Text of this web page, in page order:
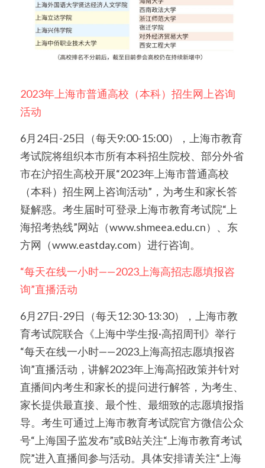
2023年上海市普通高校（本科）招生网上咨询
活动
6月24日-25日（每天9:00-15:00），上海市教育
考试院将组织本市所有本科招生院校、部分外省
市在沪招生高校开展“2023年上海市普通高校
（本科）招生网上咨询活动”，为考生和家长答
疑解惑。考生届时可登录上海市教育考试院“上
海招考热线”网站（www.shmeea.edu.cn）、东
方网（www.eastday.com）进行咨询。
“每天在线一小时——2023上海高招志愿填报咨
询”直播活动
6月27日-29日（每天12:30-13:30），上海市教
育考试院联合《上海中学生报·高招周刊》举行
“每天在线一小时——2023上海高招志愿填报咨
询”直播活动，讲解2023年上海高招政策并针对
直播间内考生和家长的提问进行解答，为考生、
家长提供最直接、最个性、最细致的志愿填报指
导。考生可通过上海市教育考试院官方微信公众
号“上海国子监发布”或B站关注“上海市教育考试
院”进入直播间参与活动。具体安排请关注“上海